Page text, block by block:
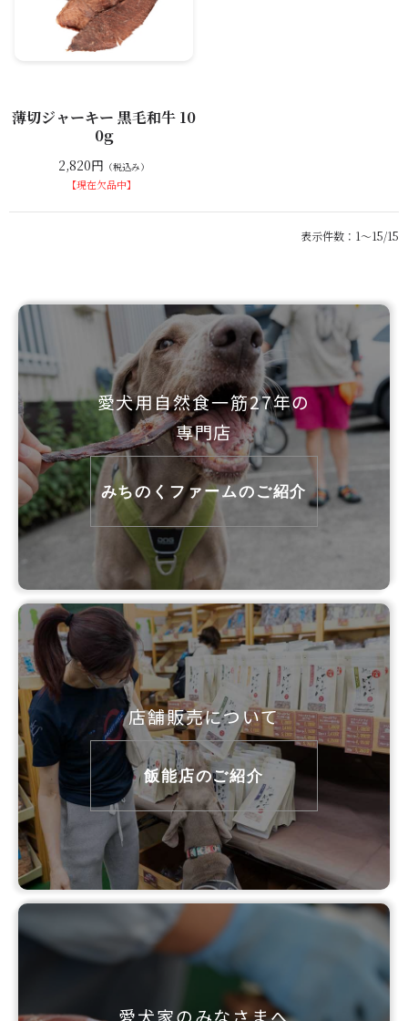
薄切ジャーキー 黒毛和牛 10
0g
2,820円 （税込み）
【現在欠品中】
表示件数：1～15/15
愛犬用自然食一筋27年の
専門店
みちのくファームのご紹介
店舗販売について
飯能店のご紹介
愛犬家のみなさまへ